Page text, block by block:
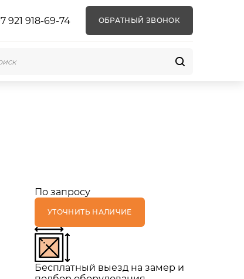
921 918-69-74 ОБРАТНЫЙ ЗВОНОК
По запросу
УТОЧНИТЬ НАЛИЧИЕ
Бесплатный выезд на замер и